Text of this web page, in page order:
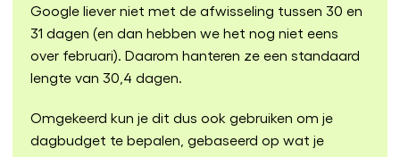
Google liever niet met de afwisseling tussen 30 en
31 dagen (en dan hebben we het nog niet eens
over februari). Daarom hanteren ze een standaard
lengte van 30,4 dagen.
Omgekeerd kun je dit dus ook gebruiken om je
dagbudget te bepalen, gebaseerd op wat je